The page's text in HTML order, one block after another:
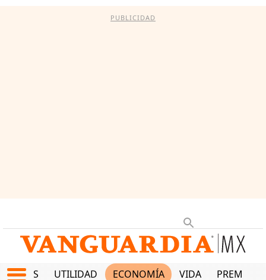
PUBLICIDAD
UTILIDAD ECONOMÍA VIDA PREMIUM